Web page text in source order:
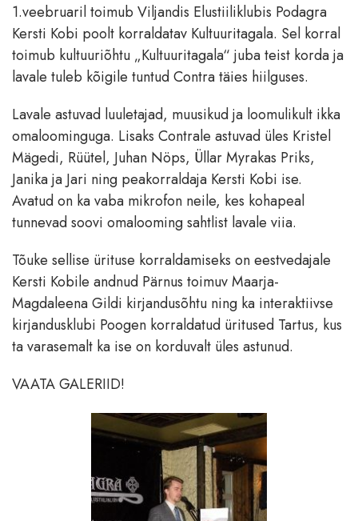
1.veebruaril toimub Viljandis Elustiiliklubis Podagra
Kersti Kobi poolt korraldatav Kultuuritagala. Sel korral
toimub kultuuriõhtu „Kultuuritagala“ juba teist korda ja
lavale tuleb kõigile tuntud Contra täies hiilguses.
Lavale astuvad luuletajad, muusikud ja loomulikult ikka
omaloominguga. Lisaks Contrale astuvad üles Kristel
Mägedi, Rüütel, Juhan Nöps, Üllar Myrakas Priks,
Janika ja Jari ning peakorraldaja Kersti Kobi ise.
Avatud on ka vaba mikrofon neile, kes kohapeal
tunnevad soovi omalooming sahtlist lavale viia.
Tõuke sellise ürituse korraldamiseks on eestvedajale
Kersti Kobile andnud Pärnus toimuv Maarja-
Magdaleena Gildi kirjandusõhtu ning ka interaktiivse
kirjandusklubi Poogen korraldatud üritused Tartus, kus
ta varasemalt ka ise on korduvalt üles astunud.
VAATA GALERIID!